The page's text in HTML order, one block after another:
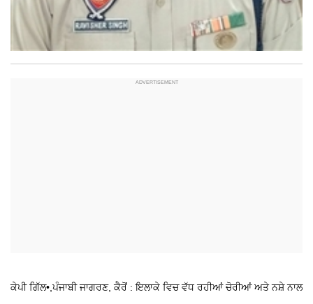
ਕੇਪੀ ਗਿੱਲ•,ਪੰਜਾਬੀ ਜਾਗਰਣ, ਕੈਰੋਂ : ਇਲਾਕੇ ਵਿਚ ਵੱਧ ਰਹੀਆਂ ਚੋਰੀਆਂ ਅਤੇ ਨਸ਼ੇ ਨਾਲ